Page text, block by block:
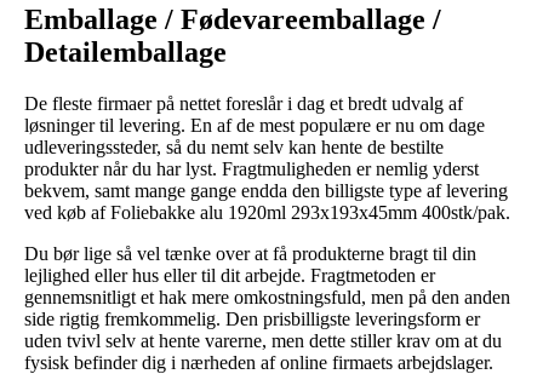
Emballage / Fødevareemballage /
Detailemballage
De fleste firmaer på nettet foreslår i dag et bredt udvalg af
løsninger til levering. En af de mest populære er nu om dage
udleveringssteder, så du nemt selv kan hente de bestilte
produkter når du har lyst. Fragtmuligheden er nemlig yderst
bekvem, samt mange gange endda den billigste type af levering
ved køb af Foliebakke alu 1920ml 293x193x45mm 400stk/pak.
Du bør lige så vel tænke over at få produkterne bragt til din
lejlighed eller hus eller til dit arbejde. Fragtmetoden er
gennemsnitligt et hak mere omkostningsfuld, men på den anden
side rigtig fremkommelig. Den prisbilligste leveringsform er
uden tvivl selv at hente varerne, men dette stiller krav om at du
fysisk befinder dig i nærheden af online firmaets arbejdslager.